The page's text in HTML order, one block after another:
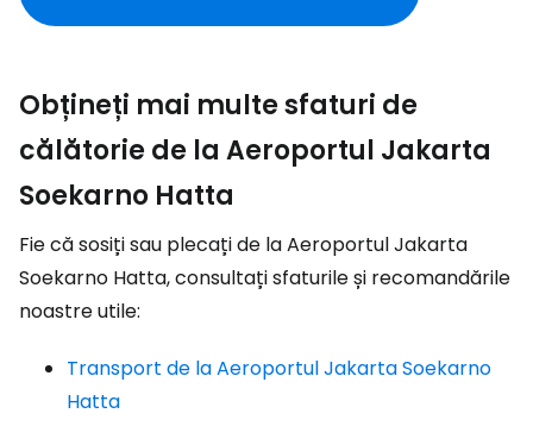
Obțineți mai multe sfaturi de
călătorie de la Aeroportul Jakarta
Soekarno Hatta
Fie că sosiți sau plecați de la Aeroportul Jakarta
Soekarno Hatta, consultați sfaturile și recomandările
noastre utile:
Transport de la Aeroportul Jakarta Soekarno
Hatta